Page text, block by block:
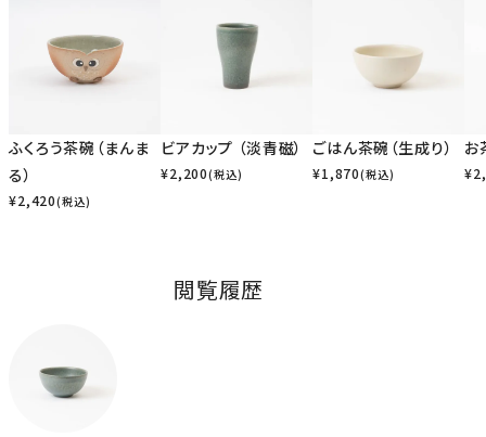
ふくろう茶碗（まんま
る）
¥2,420(税込)
ビアカップ （淡青磁）
¥2,200(税込)
ごはん茶碗（生成り）
¥1,870(税込)
お
¥
閲覧履歴